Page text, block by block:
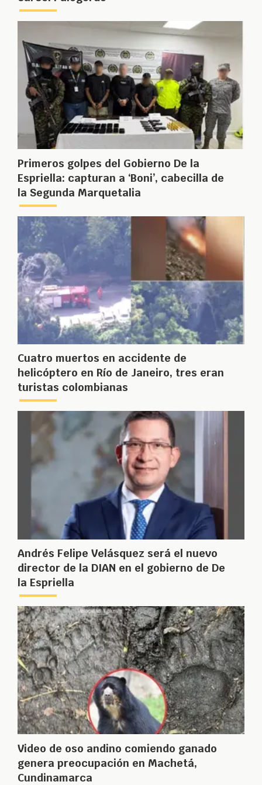
Primeros golpes del Gobierno De la
Espriella: capturan a ‘Boni’, cabecilla de
la Segunda Marquetalia
Cuatro muertos en accidente de
helicóptero en Río de Janeiro, tres eran
turistas colombianas
Andrés Felipe Velásquez será el nuevo
director de la DIAN en el gobierno de De
la Espriella
Video de oso andino comiendo ganado
genera preocupación en Machetá,
Cundinamarca